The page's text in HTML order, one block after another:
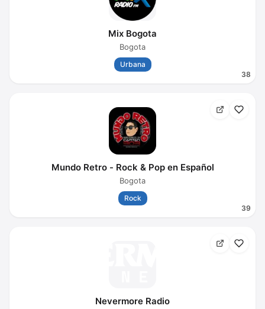
38
Mix Bogota
Bogota
Urbana
39
Mundo Retro - Rock & Pop en Español
Bogota
Rock
Nevermore Radio